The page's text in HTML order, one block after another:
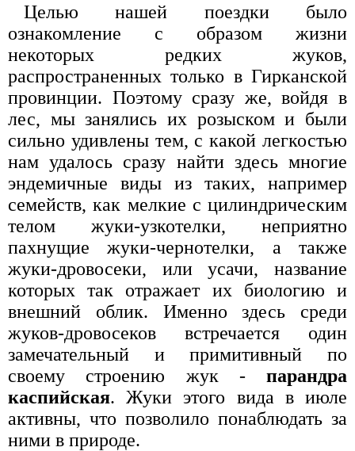
Целью нашей поездки было
ознакомление с образом жизни
некоторых редких жуков,
распространенных только в Гирканской
провинции. Поэтому сразу же, войдя в
лес, мы занялись их розыском и были
сильно удивлены тем, с какой легкостью
нам удалось сразу найти здесь многие
эндемичные виды из таких, например
семейств, как мелкие с цилиндрическим
телом жуки-узкотелки, неприятно
пахнущие жуки-чернотелки, а также
жуки-дровосеки, или усачи, название
которых так отражает их биологию и
внешний облик. Именно здесь среди
жуков-дровосеков встречается один
замечательный и примитивный по
своему строению жук - парандра
каспийская. Жуки этого вида в июле
активны, что позволило понаблюдать за
ними в природе.